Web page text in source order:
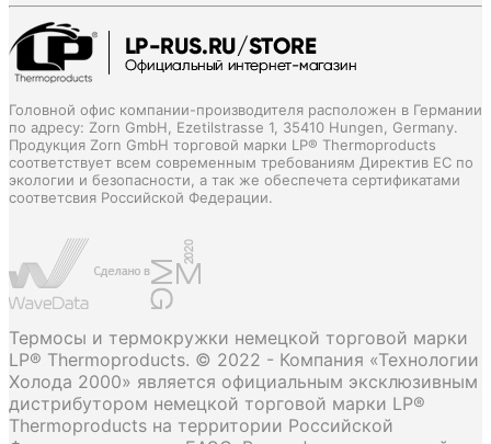
Головной офис компании-производителя расположен в Германии
по адресу: Zorn GmbH, Ezetilstrasse 1, 35410 Hungen, Germany.
Продукция Zorn GmbH торговой марки LP® Thermoproducts
соответствует всем современным требованиям Директив ЕС по
экологии и безопасности, а так же обеспечета сертификатами
соответсвия Российской Федерации.
Термосы и термокружки немецкой торговой марки
LP® Thermoproducts. © 2022 - Компания «Технологии
Холода 2000» является официальным эксклюзивным
дистрибутором немецкой торговой марки LP®
Thermoproducts на территории Российской